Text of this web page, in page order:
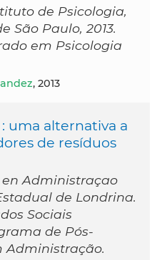
de Psicologia,
São Paulo, 2013.
em Psicologia
, 2013
uma alternativa a
de resíduos
en Administraçao
de Londrina.
Sociais
de Pós-
Administração.